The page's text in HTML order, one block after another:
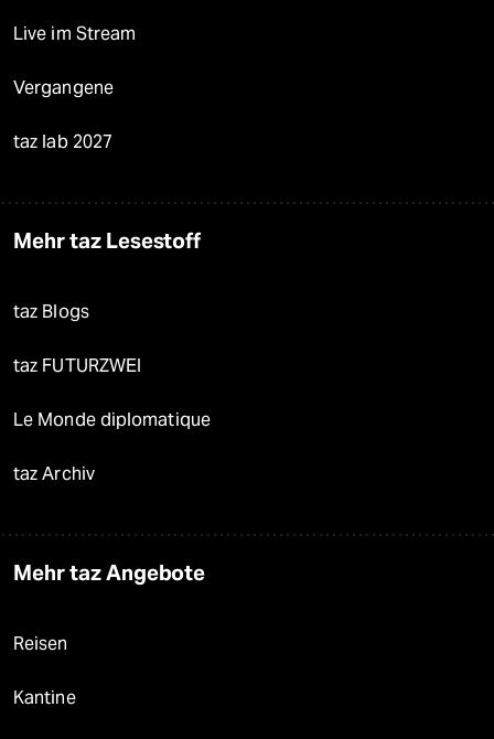
Live im Stream
Vergangene
taz lab 2027
Mehr taz Lesestoff
taz Blogs
taz FUTURZWEI
Le Monde diplomatique
taz Archiv
Mehr taz Angebote
Reisen
Kantine